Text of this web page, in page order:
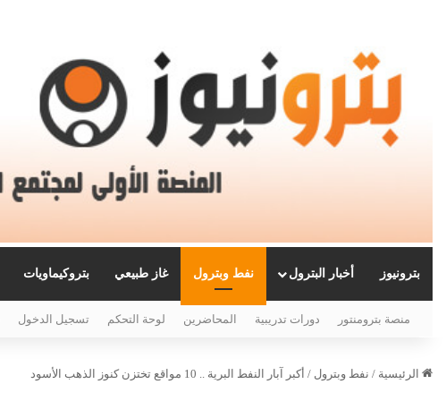
بترونيوز أخبار البترول نفط وبترول غاز طبيعي بتروكيماويات
منصة بترومنتور دورات تدريبية المحاضرين لوحة التحكم تسجيل الدخول
الرئيسية / نفط وبترول / أكبر آبار النفط البرية .. 10 مواقع تختزن كنوز الذهب الأسود